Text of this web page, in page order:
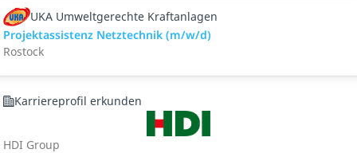
UKA Umweltgerechte Kraftanlagen
Projektassistenz Netztechnik (m/w/d)
Rostock
Karriereprofil erkunden
HDI Group